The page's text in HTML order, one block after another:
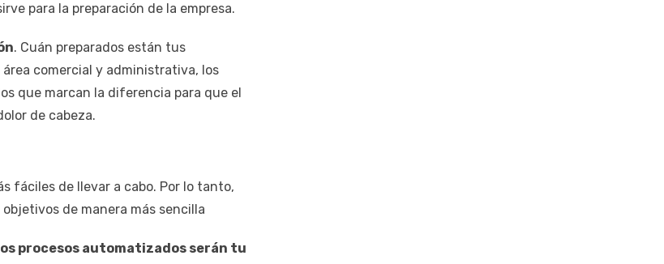
para la preparación de la empresa.
. Cuán preparados están tus
área comercial y administrativa, los
que marcan la diferencia para que el
de cabeza.
fáciles de llevar a cabo. Por lo tanto,
de manera más sencilla
procesos automatizados serán tu